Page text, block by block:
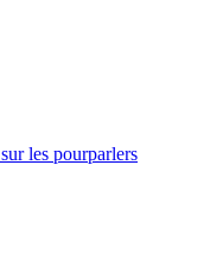
sur les pourparlers